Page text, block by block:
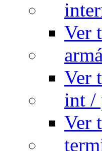
Ver
Ver
int /
Ver